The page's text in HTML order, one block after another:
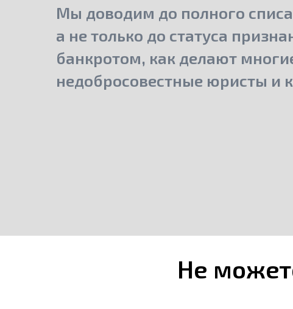
Мы доводим до полного
а не только до статуса
банкротом, как делают
недобросовестные юристы и
Не